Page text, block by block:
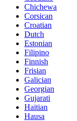
Chichewa
Corsican
Croatian
Dutch
Estonian
Filipino
Finnish
Frisian
Galician
Georgian
Gujarati
Haitian
Hausa